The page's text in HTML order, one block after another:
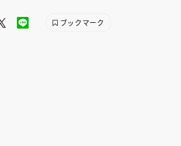
ブックマーク